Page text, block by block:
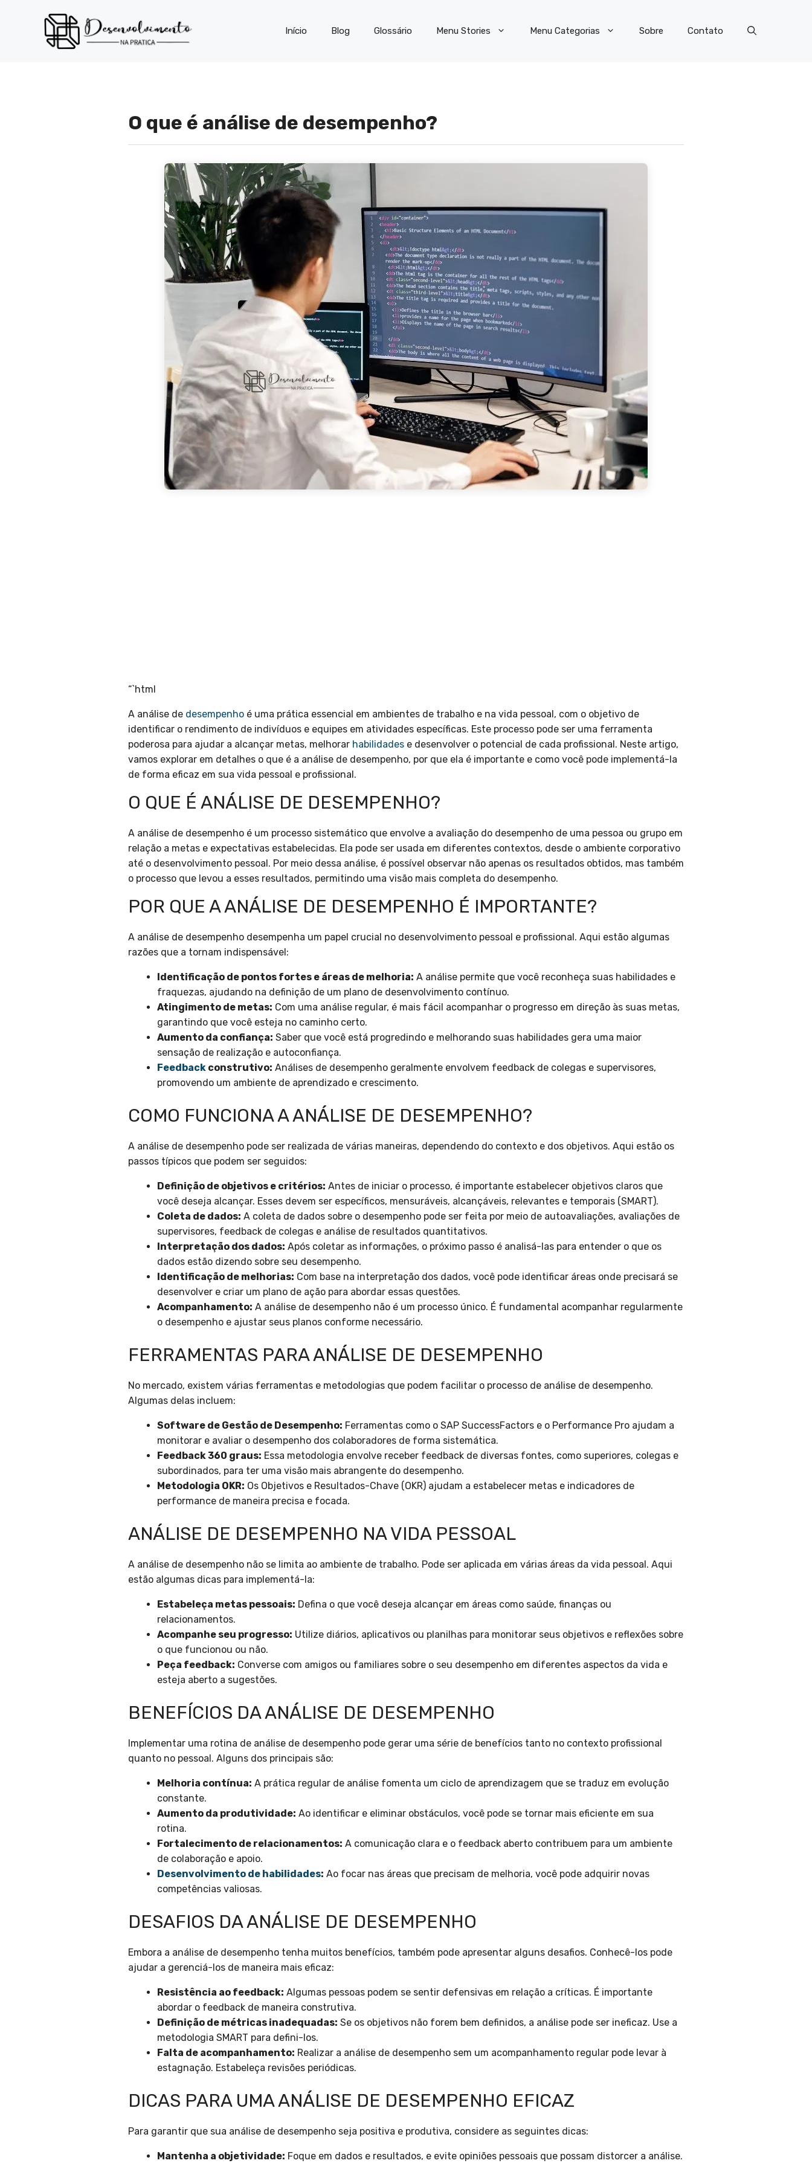
Início Blog Glossário Menu Stories Menu Categorias Sobre Contato
O que é análise de desempenho?
“`html
A análise de desempenho é uma prática essencial em ambientes de trabalho e na vida pessoal, com o objetivo de
identificar o rendimento de indivíduos e equipes em atividades específicas. Este processo pode ser uma ferramenta
poderosa para ajudar a alcançar metas, melhorar habilidades e desenvolver o potencial de cada profissional. Neste artigo,
vamos explorar em detalhes o que é a análise de desempenho, por que ela é importante e como você pode implementá-la
de forma eficaz em sua vida pessoal e profissional.
O QUE É ANÁLISE DE DESEMPENHO?
A análise de desempenho é um processo sistemático que envolve a avaliação do desempenho de uma pessoa ou grupo em
relação a metas e expectativas estabelecidas. Ela pode ser usada em diferentes contextos, desde o ambiente corporativo
até o desenvolvimento pessoal. Por meio dessa análise, é possível observar não apenas os resultados obtidos, mas também
o processo que levou a esses resultados, permitindo uma visão mais completa do desempenho.
POR QUE A ANÁLISE DE DESEMPENHO É IMPORTANTE?
A análise de desempenho desempenha um papel crucial no desenvolvimento pessoal e profissional. Aqui estão algumas
razões que a tornam indispensável:
Identificação de pontos fortes e áreas de melhoria: A análise permite que você reconheça suas habilidades e
fraquezas, ajudando na definição de um plano de desenvolvimento contínuo.
Atingimento de metas: Com uma análise regular, é mais fácil acompanhar o progresso em direção às suas metas,
garantindo que você esteja no caminho certo.
Aumento da confiança: Saber que você está progredindo e melhorando suas habilidades gera uma maior
sensação de realização e autoconfiança.
Feedback construtivo: Análises de desempenho geralmente envolvem feedback de colegas e supervisores,
promovendo um ambiente de aprendizado e crescimento.
COMO FUNCIONA A ANÁLISE DE DESEMPENHO?
A análise de desempenho pode ser realizada de várias maneiras, dependendo do contexto e dos objetivos. Aqui estão os
passos típicos que podem ser seguidos:
Definição de objetivos e critérios: Antes de iniciar o processo, é importante estabelecer objetivos claros que
você deseja alcançar. Esses devem ser específicos, mensuráveis, alcançáveis, relevantes e temporais (SMART).
Coleta de dados: A coleta de dados sobre o desempenho pode ser feita por meio de autoavaliações, avaliações de
supervisores, feedback de colegas e análise de resultados quantitativos.
Interpretação dos dados: Após coletar as informações, o próximo passo é analisá-las para entender o que os
dados estão dizendo sobre seu desempenho.
Identificação de melhorias: Com base na interpretação dos dados, você pode identificar áreas onde precisará se
desenvolver e criar um plano de ação para abordar essas questões.
Acompanhamento: A análise de desempenho não é um processo único. É fundamental acompanhar regularmente
o desempenho e ajustar seus planos conforme necessário.
FERRAMENTAS PARA ANÁLISE DE DESEMPENHO
No mercado, existem várias ferramentas e metodologias que podem facilitar o processo de análise de desempenho.
Algumas delas incluem:
Software de Gestão de Desempenho: Ferramentas como o SAP SuccessFactors e o Performance Pro ajudam a
monitorar e avaliar o desempenho dos colaboradores de forma sistemática.
Feedback 360 graus: Essa metodologia envolve receber feedback de diversas fontes, como superiores, colegas e
subordinados, para ter uma visão mais abrangente do desempenho.
Metodologia OKR: Os Objetivos e Resultados-Chave (OKR) ajudam a estabelecer metas e indicadores de
performance de maneira precisa e focada.
ANÁLISE DE DESEMPENHO NA VIDA PESSOAL
A análise de desempenho não se limita ao ambiente de trabalho. Pode ser aplicada em várias áreas da vida pessoal. Aqui
estão algumas dicas para implementá-la:
Estabeleça metas pessoais: Defina o que você deseja alcançar em áreas como saúde, finanças ou
relacionamentos.
Acompanhe seu progresso: Utilize diários, aplicativos ou planilhas para monitorar seus objetivos e reflexões sobre
o que funcionou ou não.
Peça feedback: Converse com amigos ou familiares sobre o seu desempenho em diferentes aspectos da vida e
esteja aberto a sugestões.
BENEFÍCIOS DA ANÁLISE DE DESEMPENHO
Implementar uma rotina de análise de desempenho pode gerar uma série de benefícios tanto no contexto profissional
quanto no pessoal. Alguns dos principais são:
Melhoria contínua: A prática regular de análise fomenta um ciclo de aprendizagem que se traduz em evolução
constante.
Aumento da produtividade: Ao identificar e eliminar obstáculos, você pode se tornar mais eficiente em sua
rotina.
Fortalecimento de relacionamentos: A comunicação clara e o feedback aberto contribuem para um ambiente
de colaboração e apoio.
Desenvolvimento de habilidades: Ao focar nas áreas que precisam de melhoria, você pode adquirir novas
competências valiosas.
DESAFIOS DA ANÁLISE DE DESEMPENHO
Embora a análise de desempenho tenha muitos benefícios, também pode apresentar alguns desafios. Conhecê-los pode
ajudar a gerenciá-los de maneira mais eficaz:
Resistência ao feedback: Algumas pessoas podem se sentir defensivas em relação a críticas. É importante
abordar o feedback de maneira construtiva.
Definição de métricas inadequadas: Se os objetivos não forem bem definidos, a análise pode ser ineficaz. Use a
metodologia SMART para defini-los.
Falta de acompanhamento: Realizar a análise de desempenho sem um acompanhamento regular pode levar à
estagnação. Estabeleça revisões periódicas.
DICAS PARA UMA ANÁLISE DE DESEMPENHO EFICAZ
Para garantir que sua análise de desempenho seja positiva e produtiva, considere as seguintes dicas:
Mantenha a objetividade: Foque em dados e resultados, e evite opiniões pessoais que possam distorcer a análise.